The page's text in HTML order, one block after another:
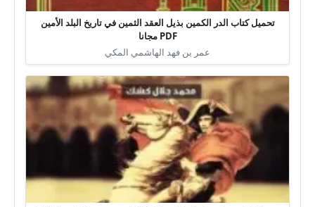
تحميل كتاب الدر الكمين بذيل العقد الثمين في تاريخ البلد الأمين
PDF مجانا
عمر بن فهد الهاشمي المكي